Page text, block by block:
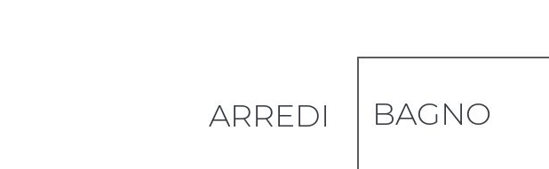
ARREDI BAGNO